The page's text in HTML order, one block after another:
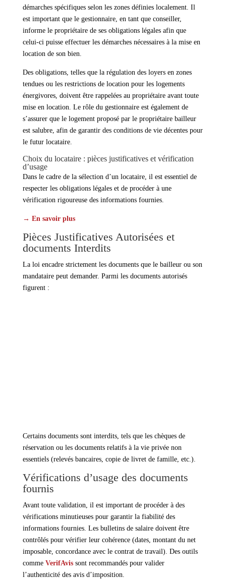
démarches spécifiques selon les zones définies localement. Il
est important que le gestionnaire, en tant que conseiller,
informe le propriétaire de ses obligations légales afin que
celui-ci puisse effectuer les démarches nécessaires à la mise en
location de son bien.
Des obligations, telles que la régulation des loyers en zones
tendues ou les restrictions de location pour les logements
énergivores, doivent être rappelées au propriétaire avant toute
mise en location. Le rôle du gestionnaire est également de
s’assurer que le logement proposé par le propriétaire bailleur
est salubre, afin de garantir des conditions de vie décentes pour
le futur locataire.
Choix du locataire : pièces justificatives et vérification
d’usage
Dans le cadre de la sélection d’un locataire, il est essentiel de
respecter les obligations légales et de procéder à une
vérification rigoureuse des informations fournies.
→ En savoir plus
Pièces Justificatives Autorisées et
documents Interdits
La loi encadre strictement les documents que le bailleur ou son
mandataire peut demander. Parmi les documents autorisés
figurent :
Certains documents sont interdits, tels que les chèques de
réservation ou les documents relatifs à la vie privée non
essentiels (relevés bancaires, copie de livret de famille, etc.).
Vérifications d’usage des documents
fournis
Avant toute validation, il est important de procéder à des
vérifications minutieuses pour garantir la fiabilité des
informations fournies. Les bulletins de salaire doivent être
contrôlés pour vérifier leur cohérence (dates, montant du net
imposable, concordance avec le contrat de travail). Des outils
comme VerifAvissont recommandés pour valider
l’authenticité des avis d’imposition.